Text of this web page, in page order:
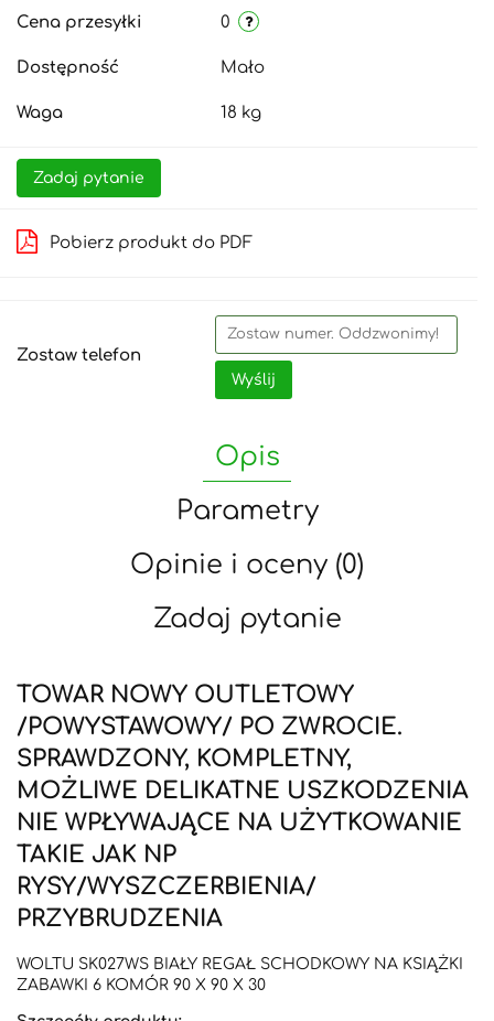
Cena przesyłki 0
Dostępność Mało
Waga 18 kg
Zadaj pytanie
Pobierz produkt do PDF
Zostaw telefon
Wyślij
Opis
Parametry
Opinie i oceny (0)
Zadaj pytanie
TOWAR NOWY OUTLETOWY
/POWYSTAWOWY/ PO ZWROCIE.
SPRAWDZONY, KOMPLETNY,
MOŻLIWE DELIKATNE USZKODZENIA
NIE WPŁYWAJĄCE NA UŻYTKOWANIE
TAKIE JAK NP
RYSY/WYSZCZERBIENIA/
PRZYBRUDZENIA
WOLTU SK027WS BIAŁY REGAŁ SCHODKOWY NA KSIĄŻKI
ZABAWKI 6 KOMÓR 90 X 90 X 30